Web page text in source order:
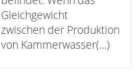
Gleichgewicht
zwischen der Produktion
von Kammerwasser(...)